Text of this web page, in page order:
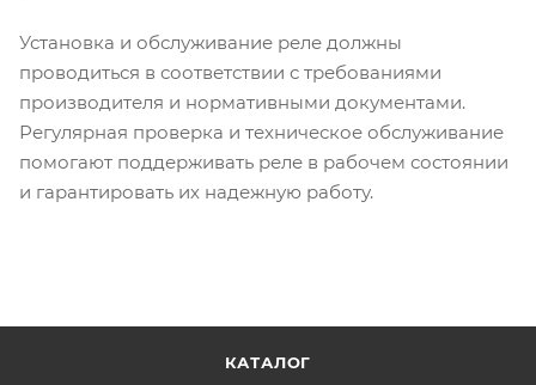
Установка и обслуживание реле должны
проводиться в соответствии с требованиями
производителя и нормативными документами.
Регулярная проверка и техническое обслуживание
помогают поддерживать реле в рабочем состоянии
и гарантировать их надежную работу.
КАТАЛОГ